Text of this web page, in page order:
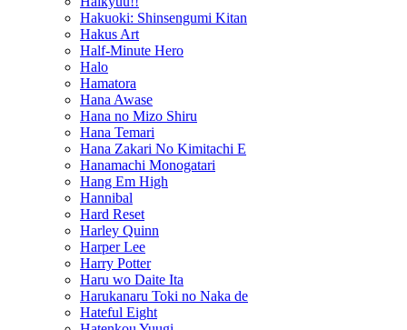
Hakuoki: Shinsengumi Kitan
Hakus Art
Half-Minute Hero
Halo
Hamatora
Hana Awase
Hana no Mizo Shiru
Hana Temari
Hana Zakari No Kimitachi E
Hanamachi Monogatari
Hang Em High
Hannibal
Hard Reset
Harley Quinn
Harper Lee
Harry Potter
Haru wo Daite Ita
Harukanaru Toki no Naka de
Hateful Eight